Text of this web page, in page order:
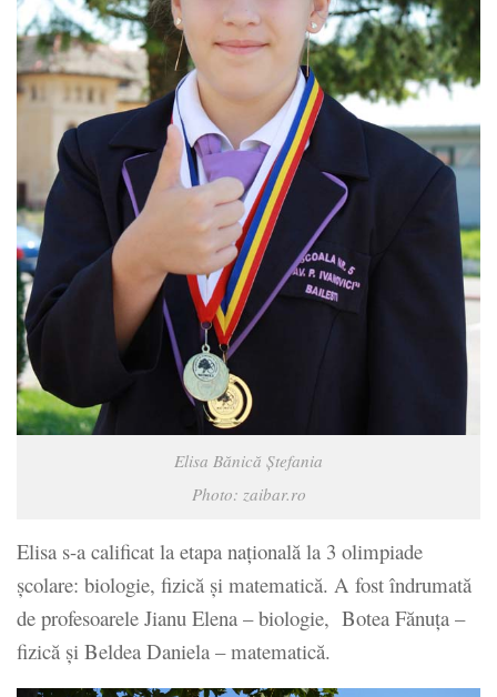
Elisa Bănică Ştefania
Photo: zaibar.ro
Elisa s-a calificat la etapa naţională la 3 olimpiade
școlare: biologie, fizică şi matematică. A fost îndrumată
de profesoarele Jianu Elena – biologie, Botea Fănuţa –
fizică şi Beldea Daniela – matematică.